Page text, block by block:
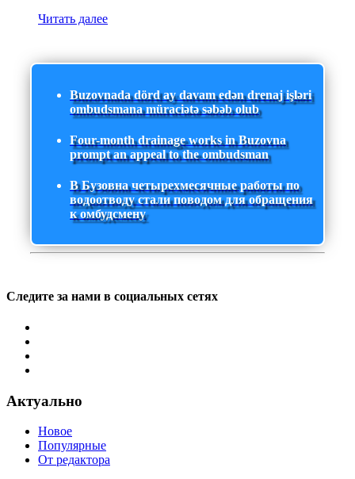
Читать далее
Buzovnada dörd ay davam edən drenaj işləri
ombudsmana müraciətə səbəb olub
Four-month drainage works in Buzovna
prompt an appeal to the ombudsman
В Бузовна четырехмесячные работы по
водоотводу стали поводом для обращения
к омбудсмену
Следите за нами в социальных сетях
Актуально
Новое
Популярные
От редактора